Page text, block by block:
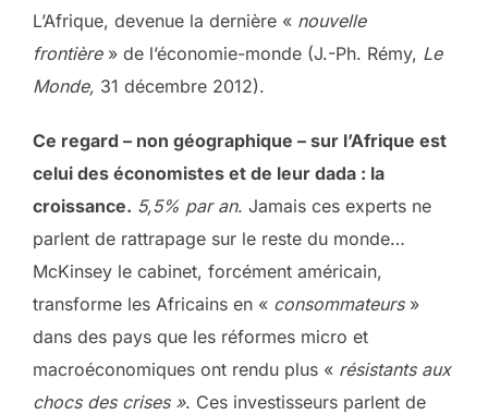
L’Afrique, devenue la dernière « nouvelle
frontière» de l’économie-monde (J.-Ph. Rémy, Le
Monde, 31 décembre 2012).
Ce regard – non géographique – sur l’Afrique est
celui des économistes et de leur dada : la
croissance. 5,5% par an. Jamais ces experts ne
parlent de rattrapage sur le reste du monde…
McKinsey le cabinet, forcément américain,
transforme les Africains en « consommateurs»
dans des pays que les réformes micro et
macroéconomiques ont rendu plus « résistants aux
chocs des crises ». Ces investisseurs parlent de